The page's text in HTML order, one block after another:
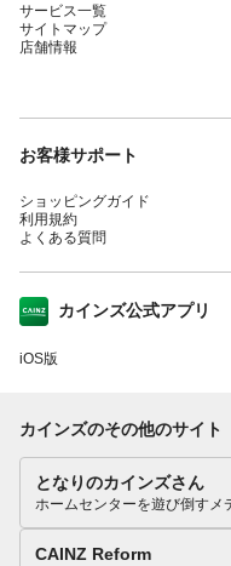
サービス一覧
サイトマップ
店舗情報
お客様サポート
ショッピングガイド
利用規約
よくある質問
カインズ公式アプリ
iOS版
カインズのその他のサイト
となりのカインズさん
ホームセンターを遊び倒すメ
CAINZ Reform